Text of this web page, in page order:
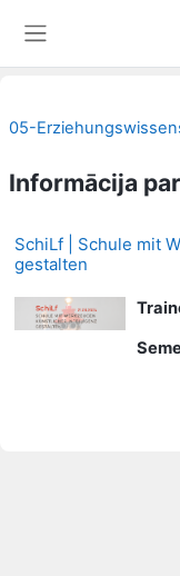
05-
Informācija
SchiLf | Schule mit
gestalten